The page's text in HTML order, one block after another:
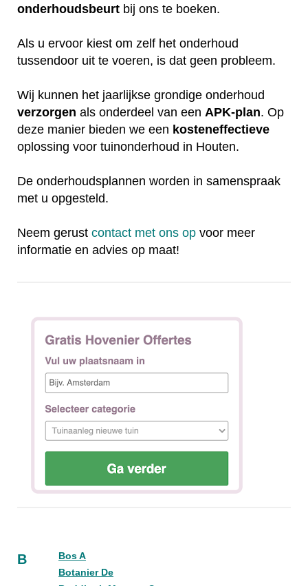
onderhoudsbeurt bij ons te boeken.
Als u ervoor kiest om zelf het onderhoud
tussendoor uit te voeren, is dat geen probleem.
Wij kunnen het jaarlijkse grondige onderhoud
verzorgen als onderdeel van een APK-plan. Op
deze manier bieden we een kosteneffectieve
oplossing voor tuinonderhoud in Houten.
De onderhoudsplannen worden in samenspraak
met u opgesteld.
Neem gerust contact met ons op voor meer
informatie en advies op maat!
B
Bos A
Botanier De